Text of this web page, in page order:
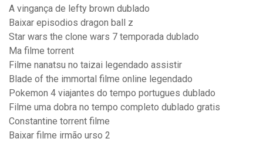
A vingança de lefty brown dublado
Baixar episodios dragon ball z
Star wars the clone wars 7 temporada dublado
Ma filme torrent
Filme nanatsu no taizai legendado assistir
Blade of the immortal filme online legendado
Pokemon 4 viajantes do tempo portugues dublado
Filme uma dobra no tempo completo dublado gratis
Constantine torrent filme
Baixar filme irmão urso 2